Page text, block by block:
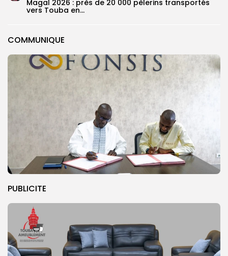
COMMUNIQUE
PUBLICITE
Magal 2026 : près de 20 000 pèlerins transportés
vers Touba en...